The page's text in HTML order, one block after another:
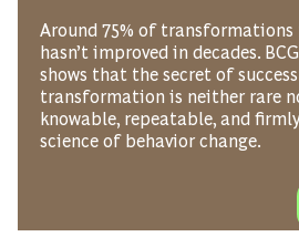
Around 75% of
hasn’t improved in decades.
shows that the secret of
transformation is neither rare
knowable, repeatable, and
science of behavior change.